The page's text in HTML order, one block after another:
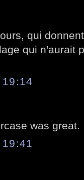
qui
qui n'aurait
was great.